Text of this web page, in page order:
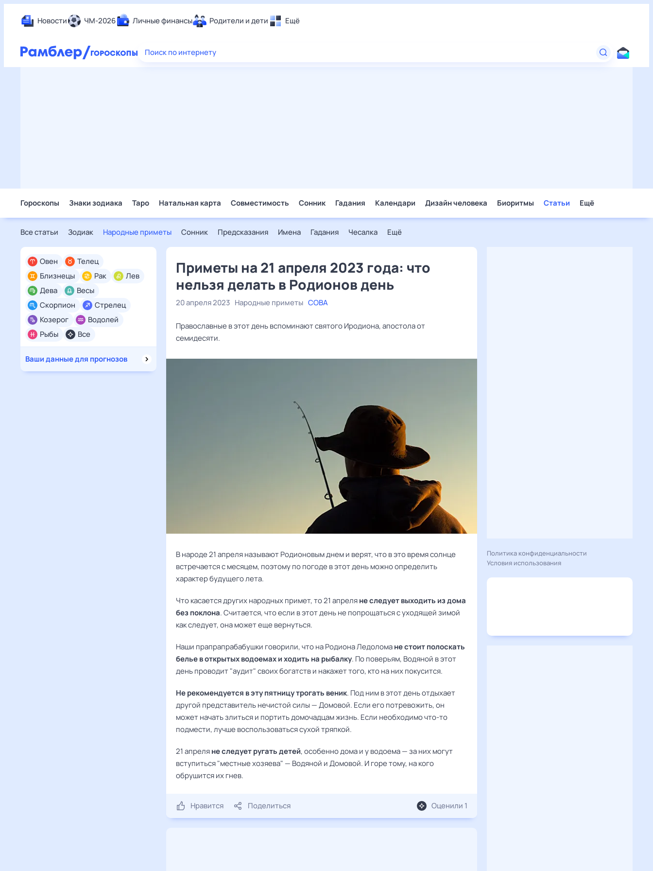
Новости ЧМ-2026 Личные финансы Родители и дети Ещё
Еда
Поиск по интернету
Гороскопы Знаки зодиака Таро Натальная карта Совместимость Сонник Гадания Календари Дизайн человека Биоритмы Статьи Ещё
Все статьи Зодиак Народные приметы Сонник Предсказания Имена Гадания Чесалка Ещё
Все
Овен
Телец
Близнецы
Рак
Лев
Дева
Весы
Скорпион
Стрелец
Козерог
Водолей
Рыбы
Ваши данные для прогнозов
Приметы на 21 апреля 2023 года: что
нельзя делать в Родионов день
20 апреля 2023 Народные приметы СОВА
Православные в этот день вспоминают святого Иродиона, апостола от
семидесяти.
В народе 21 апреля называют Родионовым днем и верят, что в это время солнце
встречается с месяцем, поэтому по погоде в этот день можно определить
характер будущего лета.
Что касается других народных примет, то 21 апреляне следует выходить из дома
без поклона. Считается, что если в этот день не попрощаться с уходящей зимой
как следует, она может еще вернуться.
Наши прапрапрабабушки говорили, что на Родиона Ледоломане стоит полоскать
белье в открытых водоемах и ходить на рыбалку. По поверьям, Водяной в этот
день проводит "аудит" своих богатств и накажет того, кто на них покусится.
Не рекомендуется в эту пятницу трогать веник. Под ним в этот день отдыхает
другой представитель нечистой силы — Домовой. Если его потревожить, он
может начать злиться и портить домочадцам жизнь. Если необходимо что-то
подмести, лучше воспользоваться сухой тряпкой.
21 апреляне следует ругать детей, особенно дома и у водоема — за них могут
вступиться "местные хозяева" — Водяной и Домовой. И горе тому, на кого
обрушится их гнев.
Нравится Поделиться Оценили 1
Политика конфиденциальности
Условия использования